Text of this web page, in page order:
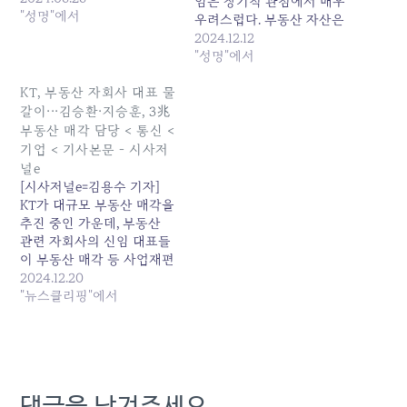
"성명"에서
우려스럽다. 부동산 자산은
통신 외 사업분야에서 안정
적 수익원을 창출해온 대표
2024.12.12
"성명"에서
KT, 부동산 자회사 대표 물
갈이···김승환·지승훈, 3兆
부동산 매각 담당 < 통신 <
기업 < 기사본문 - 시사저
널e
[시사저널e=김용수 기자]
KT가 대규모 부동산 매각을
추진 중인 가운데, 부동산
관련 자회사의 신임 대표들
이 부동산 매각 등 사업재편
역할을 맡게 됐다. 김영섭 —
사이트 계속 읽기:
2024.12.20
"뉴스클리핑"에서